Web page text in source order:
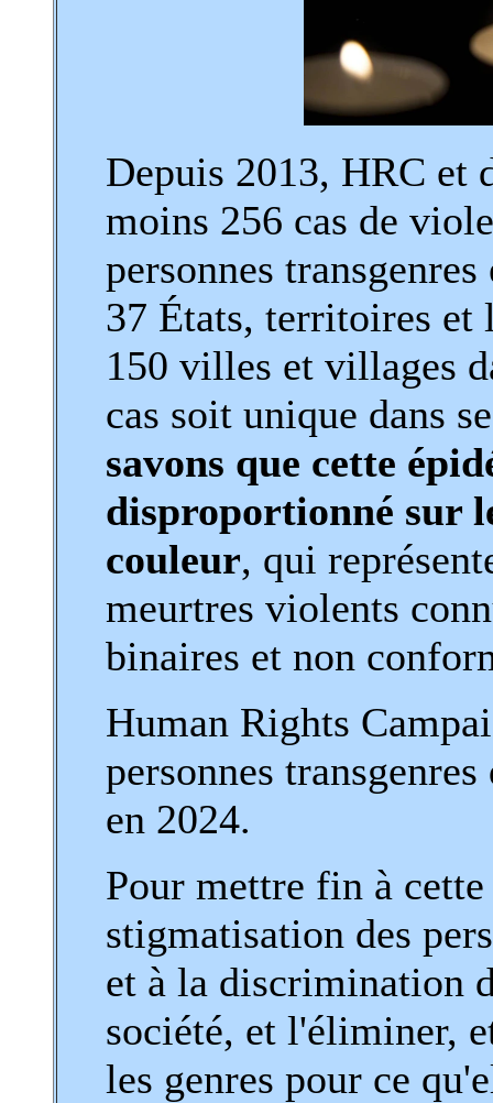
Depuis 2013, HRC et
moins 256 cas de
personnes
37 États, territoires et
150 villes et villages
cas soit unique dans
savons que cette
disproportionné sur
couleur, qui
meurtres violents
binaires et non
Human Rights
personnes
en 2024.
Pour mettre fin à
stigmatisation des
et à la discrimination
société, et l'éliminer,
les genres pour ce